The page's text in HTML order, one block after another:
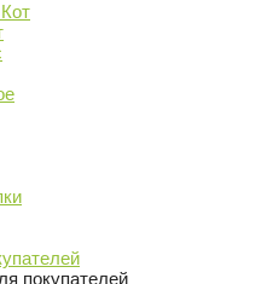
покупателей